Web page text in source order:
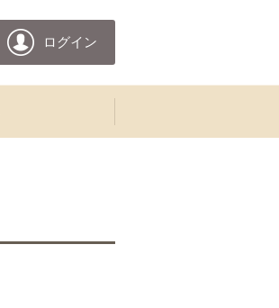
ログイン